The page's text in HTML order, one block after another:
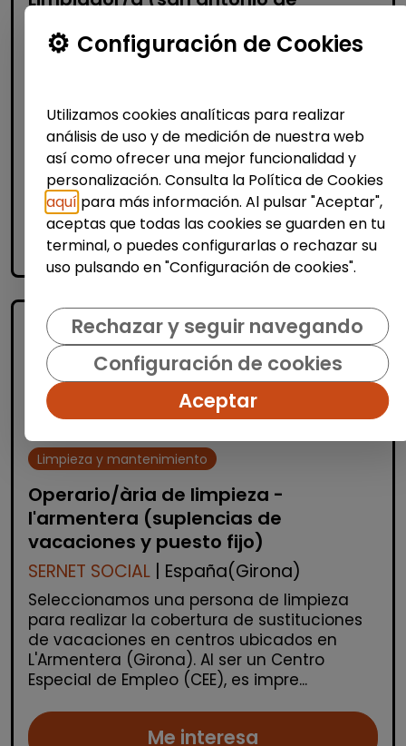
| España(Valencia)
Antonio de Benagéber. Horario de lunes
a viernes de mañanas. Valorable
vehículo para acceder al puest.
Me interesa
accessibility_newPersonas con discapacidad
Limpieza y mantenimiento
Operario/ària de limpieza -
l'armentera (suplencias de
vacaciones y puesto fijo)
SERNET SOCIAL | España(Girona)
Seleccionamos una persona de limpieza
para realizar la cobertura de sustituciones
de vacaciones en centros ubicados en
L'Armentera (Girona). Al ser un Centro
Especial de Empleo (CEE), es impre...
Me interesa
Configuración de Cookies
Utilizamos cookies analíticas para realizar
análisis de uso y de medición de nuestra web
así como ofrecer una mejor funcionalidad y
personalización. Consulta la Política de Cookies
aquí para más información. Al pulsar "Aceptar",
aceptas que todas las cookies se guarden en tu
terminal, o puedes configurarlas o rechazar su
uso pulsando en "Configuración de cookies".
Rechazar y seguir navegando
Configuración de cookies
Aceptar